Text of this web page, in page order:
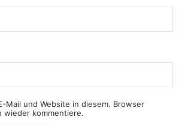
Mail und Website in diesem. Browser
wieder kommentiere.